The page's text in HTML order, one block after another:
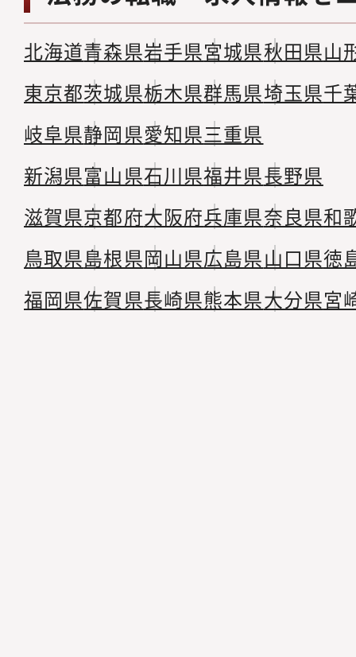
北海道青森県岩手県宮城県秋田県山
東京都茨城県栃木県群馬県埼玉県千
岐阜県静岡県愛知県三重県
新潟県富山県石川県福井県長野県
滋賀県京都府大阪府兵庫県奈良県和
鳥取県島根県岡山県広島県山口県徳
福岡県佐賀県長崎県熊本県大分県宮